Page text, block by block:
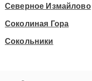
Северное Измайлово
Соколиная Гора
Сокольники